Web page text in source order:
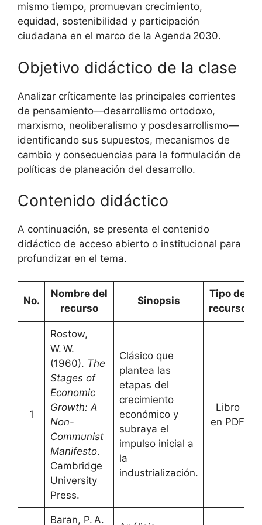
mismo tiempo, promuevan crecimiento,
equidad, sostenibilidad y participación
ciudadana en el marco de la Agenda 2030.
Objetivo didáctico de la clase
Analizar críticamente las principales corrientes
de pensamiento—desarrollismo ortodoxo,
marxismo, neoliberalismo y posdesarrollismo—
identificando sus supuestos, mecanismos de
cambio y consecuencias para la formulación de
políticas de planeación del desarrollo.
Contenido didáctico
A continuación, se presenta el contenido
didáctico de acceso abierto o institucional para
profundizar en el tema.
No.
Nombre del
recurso
Sinopsis
Tipo de
recurso
1
Rostow,
W. W.
(1960). The
Stages of
Economic
Growth: A
Non-
Communist
Manifesto.
Cambridge
University
Press.
Clásico que
plantea las
etapas del
crecimiento
económico y
subraya el
impulso inicial a
la
industrialización.
Libro
en PDF
Baran, P. A.